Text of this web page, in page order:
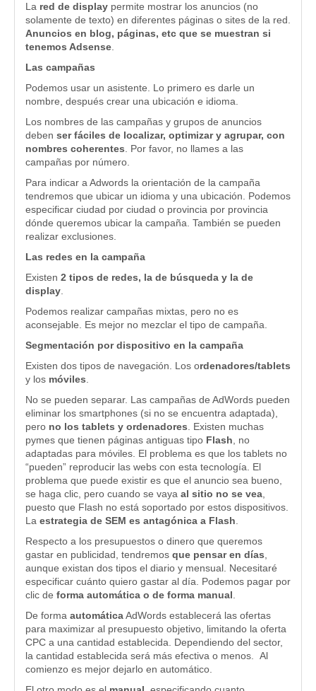
La red de display permite mostrar los anuncios (no
solamente de texto) en diferentes páginas o sites de la red.
Anuncios en blog, páginas, etc que se muestran si
tenemos Adsense
Las campañas
Podemos usar un asistente. Lo primero es darle un
nombre, después crear una ubicación e idioma.
Los nombres de las campañas y grupos de anuncios
deben ser fáciles de localizar, optimizar y agrupar, con
nombres coherentes . Por favor, no llames a las
campañas por número.
Para indicar a Adwords la orientación de la campaña
tendremos que ubicar un idioma y una ubicación. Podemos
especificar ciudad por ciudad o provincia por provincia
dónde queremos ubicar la campaña. También se pueden
realizar exclusiones.
Las redes en la campaña
Existen 2 tipos de redes, la de búsqueda y la de
display
Podemos realizar campañas mixtas, pero no es
aconsejable. Es mejor no mezclar el tipo de campaña.
Segmentación por dispositivo en la campaña
Existen dos tipos de navegación. Los ordenadores/tablets
y los móviles
No se pueden separar. Las campañas de AdWords pueden
eliminar los smartphones (si no se encuentra adaptada),
pero no los tablets y ordenadores . Existen muchas
pymes que tienen páginas antiguas tipo Flash , no
adaptadas para móviles. El problema es que los tablets no
“pueden” reproducir las webs con esta tecnología. El
problema que puede existir es que el anuncio sea bueno,
se haga clic, pero cuando se vaya al sitio no se vea
puesto que Flash no está soportado por estos dispositivos.
La estrategia de SEM es antagónica a Flash
Respecto a los presupuestos o dinero que queremos
gastar en publicidad, tendremos que pensar en días
aunque existan dos tipos el diario y mensual. Necesitaré
especificar cuánto quiero gastar al día. Podemos pagar por
clic de forma automática o de forma manual
De forma automáticaAdWords establecerá las ofertas
para maximizar al presupuesto objetivo, limitando la oferta
CPC a una cantidad establecida. Dependiendo del sector,
la cantidad establecida será más efectiva o menos. Al
comienzo es mejor dejarlo en automático.